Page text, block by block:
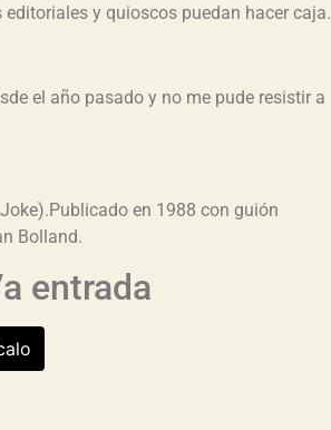
y quioscos puedan hacer caja.
el año pasado y no me pude resistir a
en 1988 con guión
Bolland.
entrada